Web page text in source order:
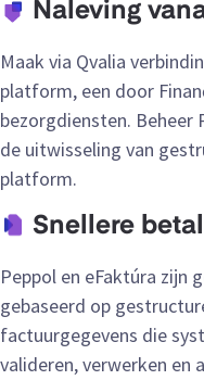
Naleving
Maak via Qvalia
platform, een door
bezorgdiensten.
de uitwisseling van
platform.
Snellere
Peppol en eFaktúra zijn
gebaseerd op
factuurgegevens die
valideren, verwerken